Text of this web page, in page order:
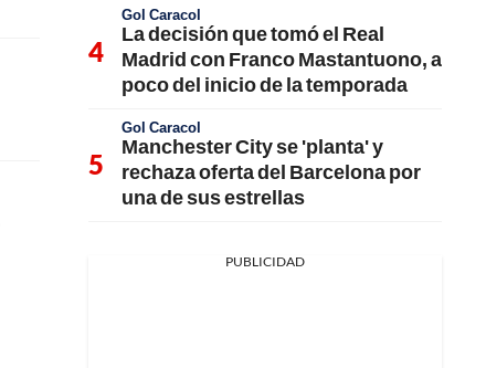
Gol Caracol
La decisión que tomó el Real
Madrid con Franco Mastantuono, a
poco del inicio de la temporada
Gol Caracol
Manchester City se 'planta' y
rechaza oferta del Barcelona por
una de sus estrellas
PUBLICIDAD